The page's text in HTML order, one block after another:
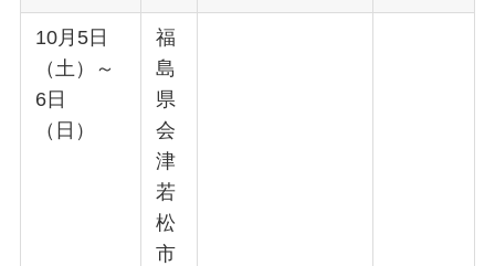
10月5日
（土）～
6日
（日）
福
島
県
会
津
若
松
市